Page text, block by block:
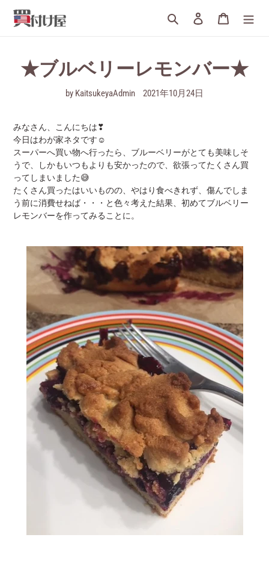
検索 ログインカート
★ブルベリーレモンバー★
by KaitsukeyaAdmin 2021年10月24日
みなさん、こんにちは❣
今日はわが家ネタです☺
スーパーへ買い物へ行ったら、ブルーベリーがとても美味しそ
うで、しかもいつもよりも安かったので、欲張ってたくさん買
ってしまいました😅
たくさん買ったはいいものの、やはり食べきれず、傷んでしま
う前に消費せねば・・・と色々考えた結果、初めてブルベリー
レモンバーを作ってみることに。